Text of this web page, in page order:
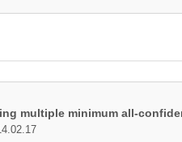
multiple minimum all-